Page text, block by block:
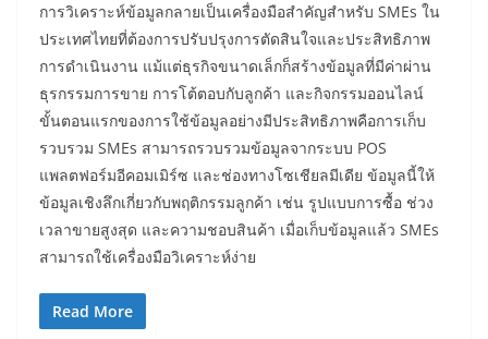
การวิเคราะห์ข้อมูลกลายเป็นเครื่องมือสำคัญสำหรับ SMEs ใน
ประเทศไทยที่ต้องการปรับปรุงการตัดสินใจและประสิทธิภาพ
การดำเนินงาน แม้แต่ธุรกิจขนาดเล็กก็สร้างข้อมูลที่มีค่าผ่าน
ธุรกรรมการขาย การโต้ตอบกับลูกค้า และกิจกรรมออนไลน์
ขั้นตอนแรกของการใช้ข้อมูลอย่างมีประสิทธิภาพคือการเก็บ
รวบรวม SMEs สามารถรวบรวมข้อมูลจากระบบ POS
แพลตฟอร์มอีคอมเมิร์ซ และช่องทางโซเชียลมีเดีย ข้อมูลนี้ให้
ข้อมูลเชิงลึกเกี่ยวกับพฤติกรรมลูกค้า เช่น รูปแบบการซื้อ ช่วง
เวลาขายสูงสุด และความชอบสินค้า เมื่อเก็บข้อมูลแล้ว SMEs
สามารถใช้เครื่องมือวิเคราะห์ง่าย
Read More